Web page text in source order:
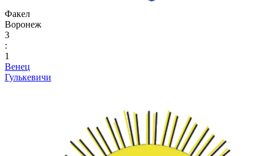
Факел
Воронеж
3
:
1
Венец
Гулькевичи